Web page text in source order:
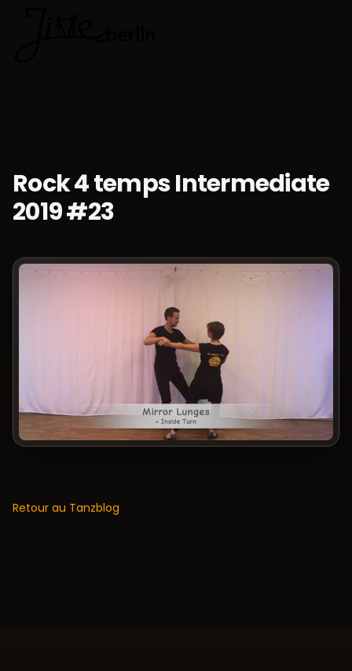
Rock 4 temps Intermediate
2019 #23
Retour au Tanzblog